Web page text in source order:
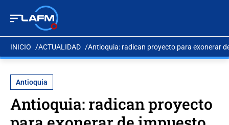
INICIO ACTUALIDAD Antioquia: radican proyecto para exonerar
Antioquia
Antioquia: radican proyecto